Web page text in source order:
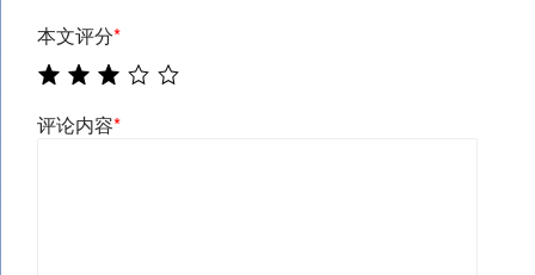
本文评分*
评论内容*